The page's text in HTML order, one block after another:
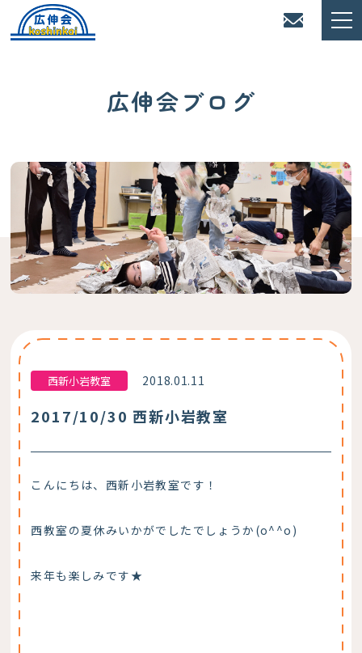
広伸会ブログ
西新小岩教室 2018.01.11
2017/10/30 西新小岩教室
こんにちは、西新小岩教室です！
西教室の夏休みいかがでしたでしょうか(o^^o)
来年も楽しみです★